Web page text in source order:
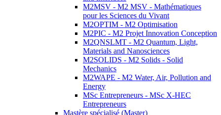
M2MSV - M2 MSV - Mathématiques
pour les Sciences du Vivant
M2OPTIM - M2 Optimisation
M2PIC - M2 Projet Innovation Conception
M2QNSLMT - M2 Quantum, Light,
Materials and Nanosciences
M2SOLIDS - M2 Solids - Solid
Mechanics
M2WAPE - M2 Water, Air, Pollution and
Energy
MSc Entrepreneurs - MSc X-HEC
Entrepreneurs
Mastère spécialisé (Master)